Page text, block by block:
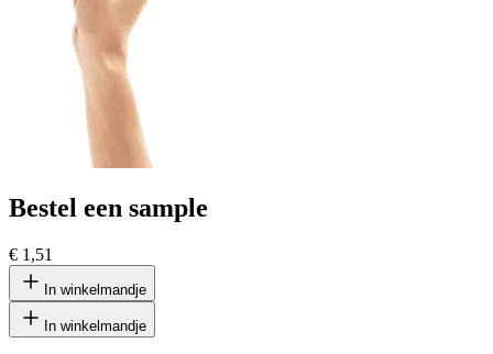
Bestel een sample
€ 1,51
In winkelmandje
In winkelmandje